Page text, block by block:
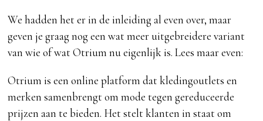
We hadden het er in de inleiding al even over, maar
geven je graag nog een wat meer uitgebreidere variant
van wie of wat Otrium nu eigenlijk is. Lees maar even:
Otrium is een online platform dat kledingoutlets en
merken samenbrengt om mode tegen gereduceerde
prijzen aan te bieden. Het stelt klanten in staat om